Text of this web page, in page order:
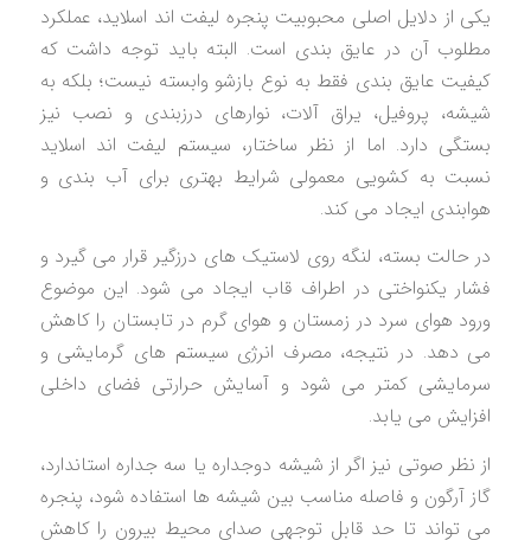
یکی از دلایل اصلی محبوبیت پنجره لیفت اند اسلاید، عملکرد
مطلوب آن در عایق بندی است. البته باید توجه داشت که
کیفیت عایق بندی فقط به نوع بازشو وابسته نیست؛ بلکه به
شیشه، پروفیل، یراق آلات، نوارهای درزبندی و نصب نیز
بستگی دارد. اما از نظر ساختار، سیستم لیفت اند اسلاید
نسبت به کشویی معمولی شرایط بهتری برای آب بندی و
هوابندی ایجاد می کند.
در حالت بسته، لنگه روی لاستیک های درزگیر قرار می گیرد و
فشار یکنواختی در اطراف قاب ایجاد می شود. این موضوع
ورود هوای سرد در زمستان و هوای گرم در تابستان را کاهش
می دهد. در نتیجه، مصرف انرژی سیستم های گرمایشی و
سرمایشی کمتر می شود و آسایش حرارتی فضای داخلی
افزایش می یابد.
از نظر صوتی نیز اگر از شیشه دوجداره یا سه جداره استاندارد،
گاز آرگون و فاصله مناسب بین شیشه ها استفاده شود، پنجره
می تواند تا حد قابل توجهی صدای محیط بیرون را کاهش